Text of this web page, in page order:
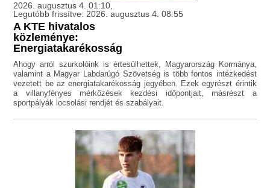
2026. augusztus 4. 01:10,
Legutóbb frissítve: 2026. augusztus 4. 08:55
A KTE hivatalos
közleménye:
Energiatakarékosság
Ahogy arról szurkolóink is értesülhettek, Magyarország Kormánya,
valamint a Magyar Labdarúgó Szövetség is több fontos intézkedést
vezetett be az energiatakarékosság jegyében. Ezek egyrészt érintik
a villanyfényes mérkőzések kezdési időpontjait, másrészt a
sportpályák locsolási rendjét és szabályait.